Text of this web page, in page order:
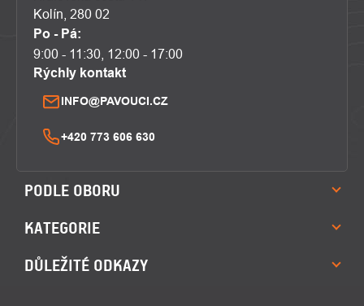
Kolín, 280 02
Po - Pá:
9:00 - 11:30, 12:00 - 17:00
Rýchly kontakt
INFO@PAVOUCI.CZ
+420 773 606 630
PODLE OBORU
KATEGORIE
DŮLEŽITÉ ODKAZY